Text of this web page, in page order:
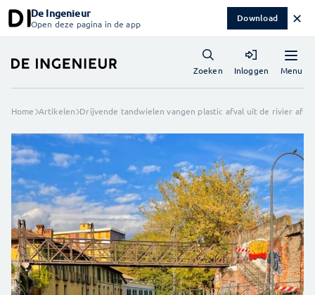
De Ingenieur
Open deze pagina in de app Download ✕
Menu
Zoeken Inloggen
Home Artikelen Drijvende tandwielen vangen plastic afval uit de rivier af